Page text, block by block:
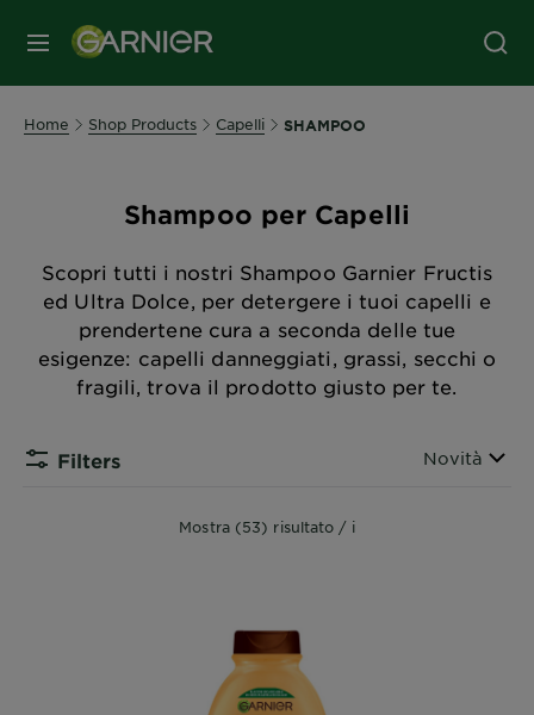
MENU
Home Shop Products Capelli SHAMPOO
Shampoo per Capelli
Scopri tutti i nostri Shampoo Garnier Fructis
ed Ultra Dolce, per detergere i tuoi capelli e
prendertene cura a seconda delle tue
esigenze: capelli danneggiati, grassi, secchi o
fragili, trova il prodotto giusto per te.
Filters Ordina per
Novità
Mostra (53) risultato / i